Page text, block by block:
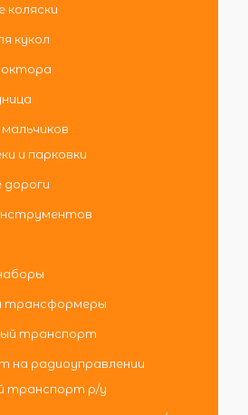
коляски
кукол
и парковки
дороги
трансформеры
транспорт
на радиоуправлении
транспорт р/у